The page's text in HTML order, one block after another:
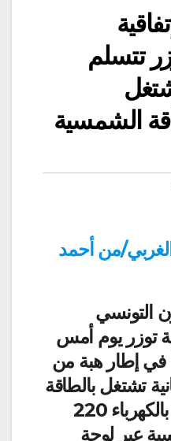
تتسلم
الشمسية
من أحمد
التونسي
توزر يوم أمس
في إطار هبة من
تشتغل بالطاقة
الكهربائية ويتم شحنها بالكهرباء 220
عبر لوحة